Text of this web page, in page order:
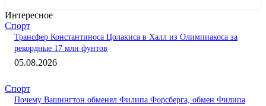
Интересное
Спорт
Трансфер Константиноса Цолакиса в Халл из Олимпиакоса за
рекордные 17 млн фунтов
05.08.2026
Спорт
Почему Вашингтон обменял Филипа Форсберга, обмен Филипа